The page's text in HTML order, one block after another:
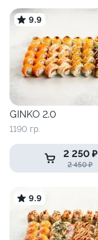
9.9
GINKO 2.0
1190 гр.
2 250 ₽
2 450 ₽
9.9